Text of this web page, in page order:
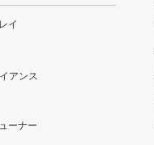
イ
アンス
ーナー